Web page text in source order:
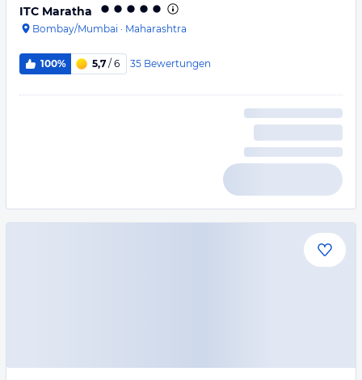
ITC Maratha
Bombay/Mumbai · Maharashtra
100% 5,7 / 6 35 Bewertungen